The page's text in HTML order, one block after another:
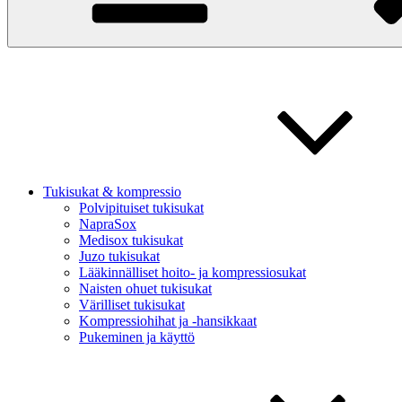
Tukisukat & kompressio
Polvipituiset tukisukat
NapraSox
Medisox tukisukat
Juzo tukisukat
Lääkinnälliset hoito- ja kompressiosukat
Naisten ohuet tukisukat
Värilliset tukisukat
Kompressiohihat ja -hansikkaat
Pukeminen ja käyttö